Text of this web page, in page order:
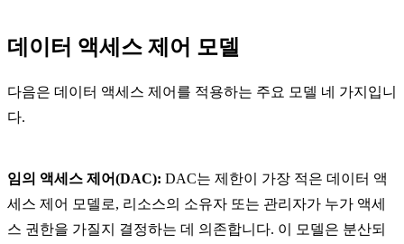
데이터 액세스 제어 모델
다음은 데이터 액세스 제어를 적용하는 주요 모델 네 가지입니
다.
임의 액세스 제어(DAC): DAC는 제한이 가장 적은 데이터 액
세스 제어 모델로, 리소스의 소유자 또는 관리자가 누가 액세
스 권한을 가질지 결정하는 데 의존합니다. 이 모델은 분산되